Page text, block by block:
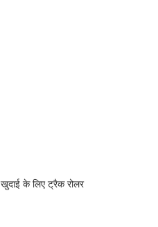
खुदाई के लिए ट्रैक रोलर